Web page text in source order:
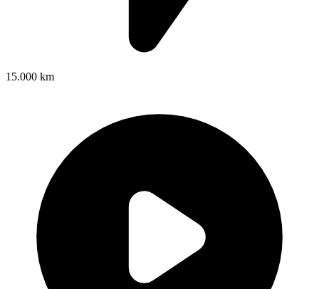
15.000 km